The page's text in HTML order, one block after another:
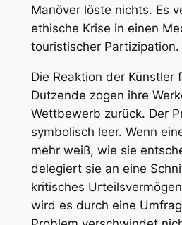
Manöver löste nichts. Es
ethische Krise in einen
touristischer Partizipation.
Die Reaktion der Künstler
Dutzende zogen ihre
Wettbewerb zurück. Der
symbolisch leer. Wenn
mehr weiß, wie sie
delegiert sie an eine
kritisches
wird es durch eine